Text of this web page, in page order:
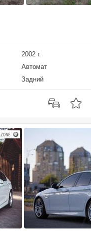
2002 г.
Автомат
Задний